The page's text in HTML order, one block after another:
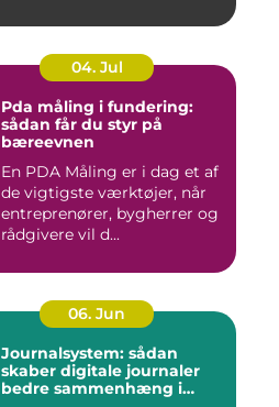
04. Jul
Pda måling i fundering:
sådan får du styr på
bæreevnen
En PDA Måling er i dag et af
de vigtigste værktøjer, når
entreprenører, bygherrer og
rådgivere vil d...
06. Jun
Journalsystem: sådan
skaber digitale journaler
bedre sammenhæng i